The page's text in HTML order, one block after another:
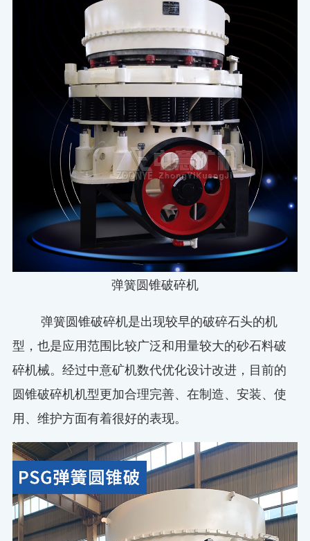
弹簧圆锥破碎机
弹簧圆锥破碎机是出现较早的破碎石头的机
型，也是应用范围比较广泛和用量较大的砂石料破
碎机械。经过中意矿机数代优化设计改进，目前的
圆锥破碎机机型更加合理完善、在制造、安装、使
用、维护方面有着很好的表现。